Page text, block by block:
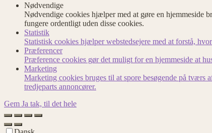
Nødvendige
Nødvendige cookies hjælper med at gøre en hjemmeside
fungere ordentligt uden disse cookies.
Statistik
Statistisk cookies hjælper webstedsejere med at forstå,
Præferencer
Præference cookies gør det muligt for en hjemmeside at
Marketing
Marketing cookies bruges til at spore besøgende på tværs
tredjeparts annoncører.
Gem Ja tak, til det hele